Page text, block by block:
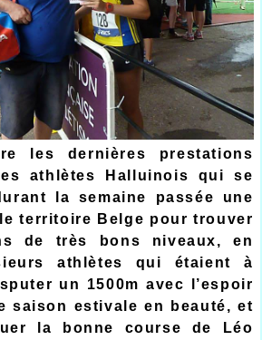
les dernières prestations
athlètes Halluinois qui se
la semaine passée une
territoire Belge pour trouver
de très bons niveaux, en
athlètes qui étaient à
un 1500m avec l’espoir
saison estivale en beauté, et
la bonne course de Léo